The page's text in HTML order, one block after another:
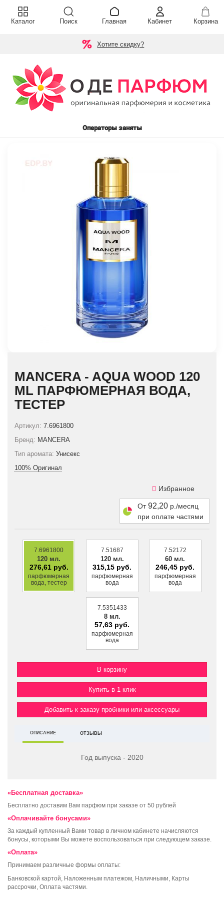
Хотите скидку?
Операторы заняты
MANCERA - AQUA WOOD 120
ML ПАРФЮМЕРНАЯ ВОДА,
ТЕСТЕР
Артикул: 7.6961800
Бренд: MANCERA
Тип аромата: Унисекс
100% Оригинал
Избранное
От92,20 р./месяц
при оплате частями
7.6961800
120 мл.
276,61 руб.
парфюмерная
вода, тестер
7.51687
120 мл.
315,15 руб.
парфюмерная
вода
7.52172
60 мл.
246,45 руб.
парфюмерная
вода
7.5351433
8 мл.
57,63 руб.
парфюмерная
вода
Купить в 1 клик
Добавить к заказу пробники или аксессуары
ОПИСАНИЕ ОТЗЫВЫ
Год выпуска - 2020
«Бесплатная доставка»
Бесплатно доставим Вам парфюм при заказе от 50 рублей
«Оплачивайте бонусами»
За каждый купленный Вами товар в личном кабинете начисляются
бонусы, которыми Вы можете воспользоваться при следующем заказе.
«Оплата»
Принимаем различные формы оплаты:
Банковской картой, Наложенным платежом, Наличными, Карты
рассрочки, Оплата частями.
Каталог Поиск Главная Кабинет Корзина